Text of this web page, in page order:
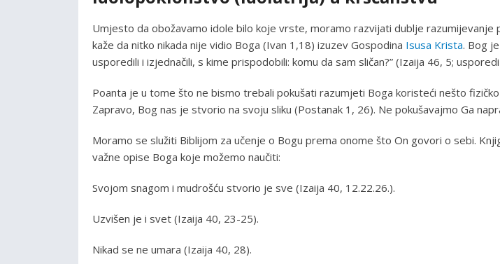
Umjesto da obožavamo idole bilo koje vrste, moramo razvijati dublje razumijevanje
kaže da nitko nikada nije vidio Boga (Ivan 1,18) izuzev Gospodina Isusa Krista. Bog
usporedili i izjednačili, s kime prispodobili: komu da sam sličan?” (Izaija 46, 5;
Poanta je u tome što ne bismo trebali pokušati razumjeti Boga koristeći nešto
Zapravo, Bog nas je stvorio na svoju sliku (Postanak 1, 26). Ne pokušavajmo Ga
Moramo se služiti Biblijom za učenje o Bogu prema onome što On govori o sebi.
važne opise Boga koje možemo naučiti:
Svojom snagom i mudrošću stvorio je sve (Izaija 40, 12.22.26.).
Uzvišen je i svet (Izaija 40, 23-25).
Nikad se ne umara (Izaija 40, 28).